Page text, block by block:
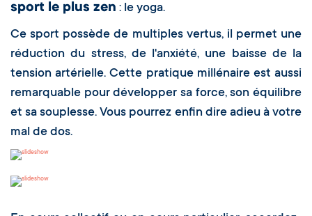
sport le plus zen : le yoga.
Ce sport possède de multiples vertus, il permet une
réduction du stress, de l'anxiété, une baisse de la
tension artérielle. Cette pratique millénaire est aussi
remarquable pour développer sa force, son équilibre
et sa souplesse. Vous pourrez enfin dire adieu à votre
mal de dos.